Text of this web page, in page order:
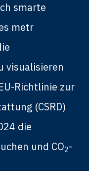
smarte
metr
visualisieren
Richtlinie zur
(CSRD)
die
und CO2-